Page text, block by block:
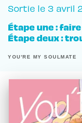
Sortie le 3 avril
Étape une :
Étape deux :
YOU'RE MY SOULMATE